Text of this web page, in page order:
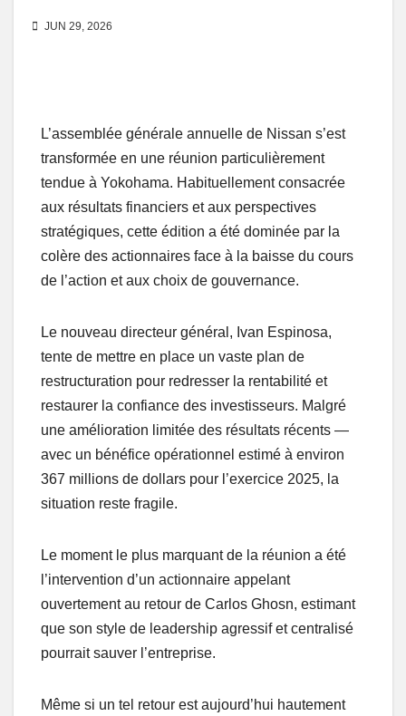
JUN 29, 2026
L’assemblée générale annuelle de Nissan s’est
transformée en une réunion particulièrement
tendue à Yokohama. Habituellement consacrée
aux résultats financiers et aux perspectives
stratégiques, cette édition a été dominée par la
colère des actionnaires face à la baisse du cours
de l’action et aux choix de gouvernance.
Le nouveau directeur général, Ivan Espinosa,
tente de mettre en place un vaste plan de
restructuration pour redresser la rentabilité et
restaurer la confiance des investisseurs. Malgré
une amélioration limitée des résultats récents —
avec un bénéfice opérationnel estimé à environ
367 millions de dollars pour l’exercice 2025, la
situation reste fragile.
Le moment le plus marquant de la réunion a été
l’intervention d’un actionnaire appelant
ouvertement au retour de Carlos Ghosn, estimant
que son style de leadership agressif et centralisé
pourrait sauver l’entreprise.
Même si un tel retour est aujourd’hui hautement